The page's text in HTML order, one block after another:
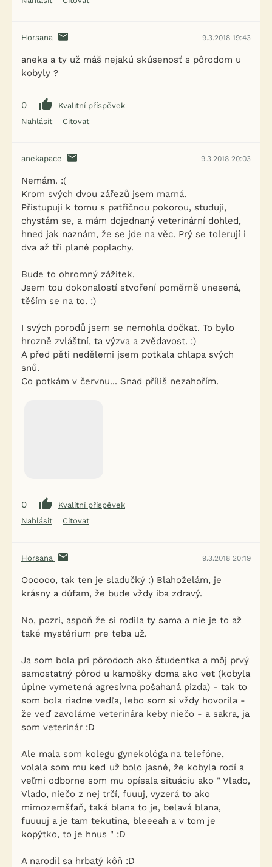
Horsana 9.3.2018 19:43
aneka a ty už máš nejakú skúsenosť s pôrodom u
kobyly ?
0
Kvalitní příspěvek
Nahlásit
Citovat
anekapace 9.3.2018 20:03
Nemám. :(
Krom svých dvou zářezů jsem marná.
Přistupuji k tomu s patřičnou pokorou, studuji,
chystám se, a mám dojednaný veterinární dohled,
hned jak naznám, že se jde na věc. Prý se tolerují i
dva až tři plané poplachy.
Bude to ohromný zážitek.
Jsem tou dokonalostí stvoření poměrně unesená,
těším se na to. :)
I svých porodů jsem se nemohla dočkat. To bylo
hrozně zvláštní, ta výzva a zvědavost. :)
A před pěti nedělemi jsem potkala chlapa svých
snů.
Co potkám v červnu... Snad příliš nezahořím.
0
Kvalitní příspěvek
Nahlásit
Citovat
Horsana 9.3.2018 20:19
Oooooo, tak ten je sladučký :) Blahoželám, je
krásny a dúfam, že bude vždy iba zdravý.
No, pozri, aspoň že si rodila ty sama a nie je to až
také mystérium pre teba už.
Ja som bola pri pôrodoch ako študentka a môj prvý
samostatný pôrod u kamošky doma ako vet (kobyla
úplne vymetená agresívna pošahaná pizda) - tak to
som bola riadne vedľa, lebo som si vždy hovorila -
že veď zavoláme veterinára keby niečo - a sakra, ja
som veterinár :D
Ale mala som kolegu gynekológa na telefóne,
volala som mu keď už bolo jasné, že kobyla rodí a
veľmi odborne som mu opísala situáciu ako " Vlado,
Vlado, niečo z nej trčí, fuuuj, vyzerá to ako
mimozemšťaň, taká blana to je, belavá blana,
fuuuuj a je tam tekutina, bleeeah a v tom je
kopýtko, to je hnus " :D
A narodil sa hrbatý kôň :D